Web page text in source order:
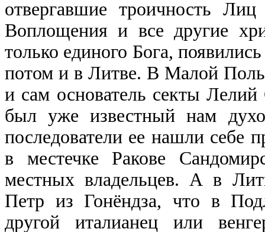
отвергавшие троичность
Воплощения и все другие
только единого Бога,
потом и в Литве. В Малой
и сам основатель секты
был уже известный нам
последователи ее нашли себе
в местечке Ракове
местных владельцев. А в
Петр из Гонёндза, что в
другой италианец или